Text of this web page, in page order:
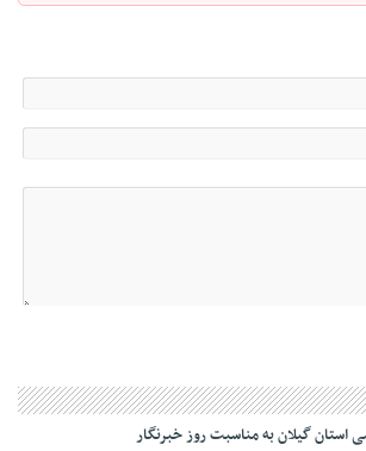
استان گیلان به مناسبت روز خبرنگار